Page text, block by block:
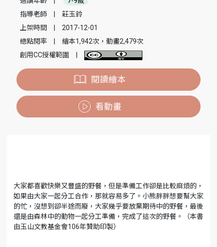
指導老師
莊玉鈴
上架時間
2017-12-01
總點閱率
繪本1,942次，動畫2,479次
創用CC授權範圍
閱讀繪本
看動畫
大家都喜歡快樂又豐盛的野餐，但是準備工作卻是比較麻煩的，
如果由大家一起分工合作，那就容易多了。小熊胖胖想要幫大家
的忙，沒想到卻半途而廢，大家幾乎要放棄期待中的野餐，最後
還是由森林中的動物一起分工準備，完成了這次的野餐。（本書
由玉山文教基金會106年贊助印製）